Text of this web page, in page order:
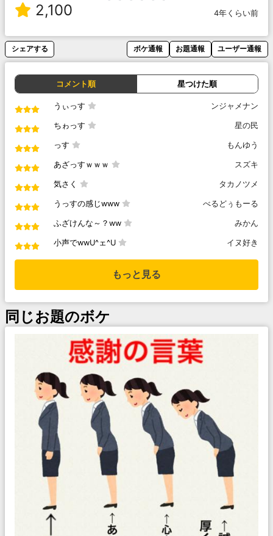
2,100 4年くらい前
シェアする ボケ通報 お題通報 ユーザー通報
コメント順 星つけた順
うぃっす ンジャメナン
ちゎっす 星の民
っす もんゆう
あざっすｗｗｗ スズキ
気さく タカノツメ
うっすの感じwww べるどぅもーる
ふざけんな～？ww みかん
小声でwwU^ェ^U イヌ好き
もっと見る
同じお題のボケ